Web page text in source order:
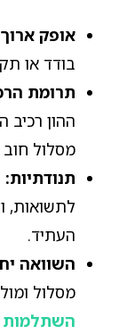
אופק
בודד או
תרומת
ההון
מסלול חוב
תנודתיות:
לתשואות,
העתיד.
השוואה
מסלול
השתלמות